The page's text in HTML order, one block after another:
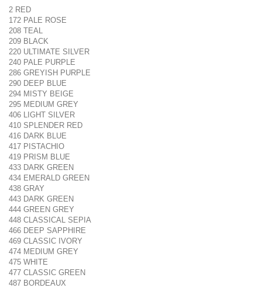
2 RED
172 PALE ROSE
208 TEAL
209 BLACK
220 ULTIMATE SILVER
240 PALE PURPLE
286 GREYISH PURPLE
290 DEEP BLUE
294 MISTY BEIGE
295 MEDIUM GREY
406 LIGHT SILVER
410 SPLENDER RED
416 DARK BLUE
417 PISTACHIO
419 PRISM BLUE
433 DARK GREEN
434 EMERALD GREEN
438 GRAY
443 DARK GREEN
444 GREEN GREY
448 CLASSICAL SEPIA
466 DEEP SAPPHIRE
469 CLASSIC IVORY
474 MEDIUM GREY
475 WHITE
477 CLASSIC GREEN
487 BORDEAUX